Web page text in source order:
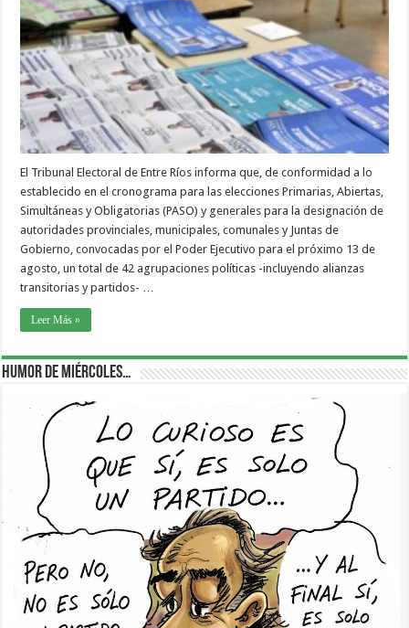
El Tribunal Electoral de Entre Ríos informa que, de conformidad a lo
establecido en el cronograma para las elecciones Primarias, Abiertas,
Simultáneas y Obligatorias (PASO) y generales para la designación de
autoridades provinciales, municipales, comunales y Juntas de
Gobierno, convocadas por el Poder Ejecutivo para el próximo 13 de
agosto, un total de 42 agrupaciones políticas -incluyendo alianzas
transitorias y partidos- …
Leer Más »
Humor de Miércoles…